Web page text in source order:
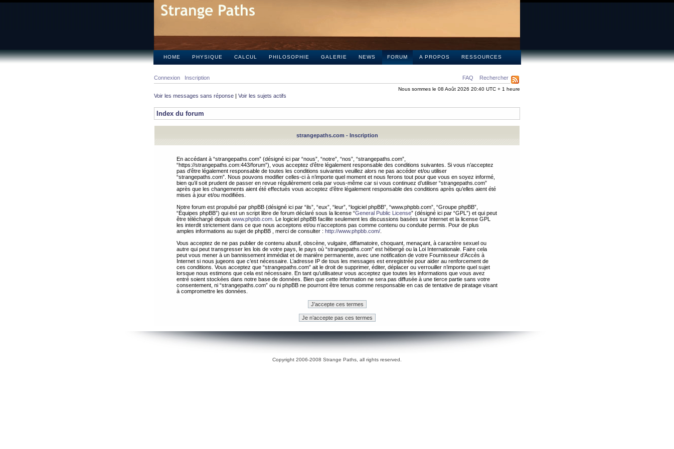
HOME PHYSIQUE CALCUL PHILOSOPHIE GALERIE NEWS FORUM A PROPOS RESSOURCES
FAQ Rechercher
Connexion Inscription
Nous sommes le 08 Août 2026 20:40 UTC + 1 heure
Voir les messages sans réponse | Voir les sujets actifs
Index du forum
strangepaths.com - Inscription
En accédant à “strangepaths.com” (désigné ici par “nous”, “notre”, “nos”, “strangepaths.com”,
“https://strangepaths.com:443/forum”), vous acceptez d’être légalement responsable des conditions suivantes. Si vous n’acceptez
pas d’être légalement responsable de toutes les conditions suivantes veuillez alors ne pas accéder et/ou utiliser
“strangepaths.com”. Nous pouvons modifier celles-ci à n’importe quel moment et nous ferons tout pour que vous en soyez informé,
bien qu’il soit prudent de passer en revue régulièrement cela par vous-même car si vous continuez d’utiliser “strangepaths.com”
après que les changements aient été effectués vous acceptez d’être légalement responsable des conditions après qu’elles aient été
mises à jour et/ou modifiées.
Notre forum est propulsé par phpBB (désigné ici par “ils”, “eux”, “leur”, “logiciel phpBB”, “www.phpbb.com”, “Groupe phpBB”,
“Équipes phpBB”) qui est un script libre de forum déclaré sous la license “General Public License” (désigné ici par “GPL”) et qui peut
être téléchargé depuis www.phpbb.com . Le logiciel phpBB facilite seulement les discussions basées sur Internet et la license GPL
les interdit strictement dans ce que nous acceptons et/ou n’acceptons pas comme contenu ou conduite permis. Pour de plus
amples informations au sujet de phpBB , merci de consulter : http://www.phpbb.com/
Vous acceptez de ne pas publier de contenu abusif, obscène, vulgaire, diffamatoire, choquant, menaçant, à caractère sexuel ou
autre qui peut transgresser les lois de votre pays, le pays où “strangepaths.com” est hébergé ou la Loi Internationale. Faire cela
peut vous mener à un bannissement immédiat et de manière permanente, avec une notification de votre Fournisseur d’Accès à
Internet si nous jugeons que c’est nécessaire. L’adresse IP de tous les messages est enregistrée pour aider au renforcement de
ces conditions. Vous acceptez que “strangepaths.com” ait le droit de supprimer, éditer, déplacer ou verrouiller n’importe quel sujet
lorsque nous estimons que cela est nécessaire. En tant qu’utilisateur vous acceptez que toutes les informations que vous avez
entré soient stockées dans notre base de données. Bien que cette information ne sera pas diffusée à une tierce partie sans votre
consentement, ni “strangepaths.com” ou ni phpBB ne pourront être tenus comme responsable en cas de tentative de piratage visant
à compromettre les données.
Copyright 2006-2008 Strange Paths, all rights reserved.